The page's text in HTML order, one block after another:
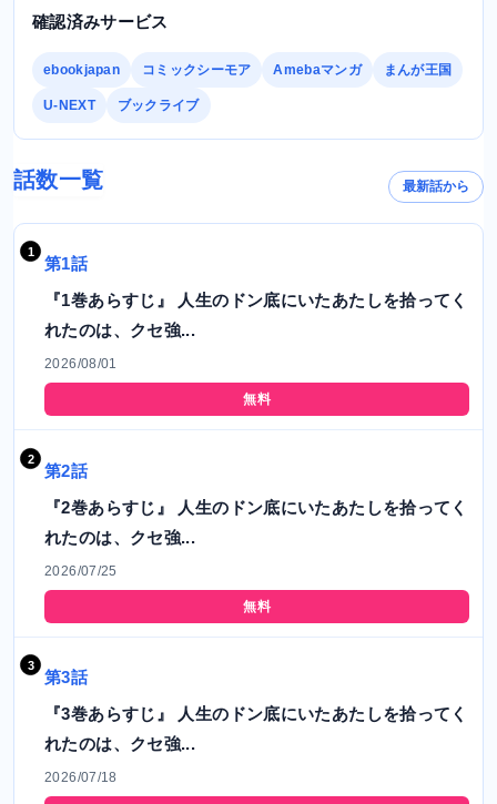
確認済みサービス
ebookjapan コミックシーモア Amebaマンガ まんが王国
U-NEXT ブックライブ
話数一覧 最新話から
第1話
『1巻あらすじ』 人生のドン底にいたあたしを拾ってく
れたのは、クセ強...
2026/08/01
無料
第2話
『2巻あらすじ』 人生のドン底にいたあたしを拾ってく
れたのは、クセ強...
2026/07/25
無料
第3話
『3巻あらすじ』 人生のドン底にいたあたしを拾ってく
れたのは、クセ強...
2026/07/18